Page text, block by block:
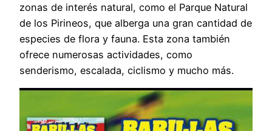
zonas de interés natural, como el Parque Natural
de los Pirineos, que alberga una gran cantidad de
especies de flora y fauna. Esta zona también
ofrece numerosas actividades, como
senderismo, escalada, ciclismo y mucho más.